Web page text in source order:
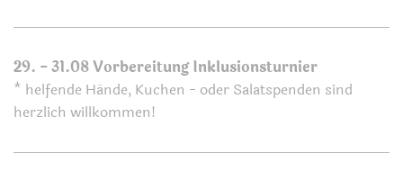
29. - 31.08 Vorbereitung Inklusionsturnier
* helfende Hände, Kuchen - oder Salatspenden sind
herzlich willkommen!